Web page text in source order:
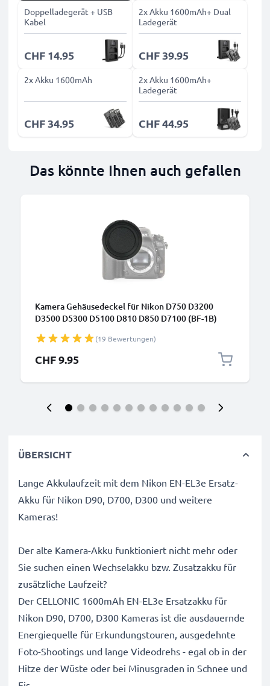
Doppelladegerät + USB
Kabel
CHF 14.95
2x Akku 1600mAh+ Dual
Ladegerät
CHF 39.95
2x Akku 1600mAh
CHF 34.95
2x Akku 1600mAh+
Ladegerät
CHF 44.95
Das könnte Ihnen auch gefallen
Kamera Gehäusedeckel für Nikon D750 D3200
D3500 D5300 D5100 D810 D850 D7100 (BF-1B)
Objektivanschluss Kappe - Camera Body Cap
Bajonett Schutz Deckel
(19 Bewertungen)
CHF 9.95
ÜBERSICHT
Lange Akkulaufzeit mit dem Nikon EN-EL3e Ersatz-
Akku für Nikon D90, D700, D300 und weitere
Kameras!
Der alte Kamera-Akku funktioniert nicht mehr oder
Sie suchen einen Wechselakku bzw. Zusatzakku für
zusätzliche Laufzeit?
Der CELLONIC 1600mAh EN-EL3e Ersatzakku für
Nikon D90, D700, D300 Kameras ist die ausdauernde
Energiequelle für Erkundungstouren, ausgedehnte
Foto-Shootings und lange Videodrehs - egal ob in der
Hitze der Wüste oder bei Minusgraden in Schnee und